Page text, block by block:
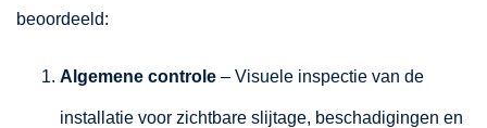
beoordeeld:
Algemene controle – Visuele inspectie van de
installatie voor zichtbare slijtage, beschadigingen en